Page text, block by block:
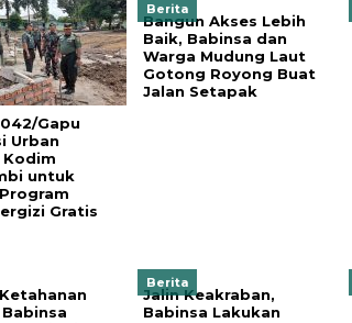
Gapu
Urban
Kodim
untuk
Gratis
Berita
Bangun Akses Lebih
Baik, Babinsa dan
Warga Mudung Laut
Gotong Royong Buat
Jalan Setapak
Berita
Jalin Keakraban,
Babinsa Lakukan